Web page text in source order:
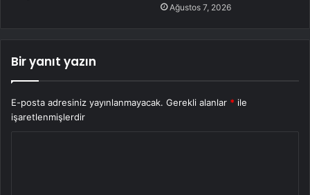
Ağustos 7, 2026
Bir yanıt yazın
E-posta adresiniz yayınlanmayacak. Gerekli alanlar * ile
işaretlenmişlerdir